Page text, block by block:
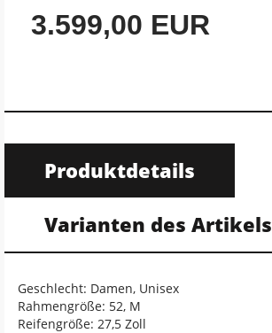
3.599,00 EUR
Produktdetails
Varianten des Artikels
Geschlecht: Damen, Unisex
Rahmengröße: 52, M
Reifengröße: 27,5 Zoll